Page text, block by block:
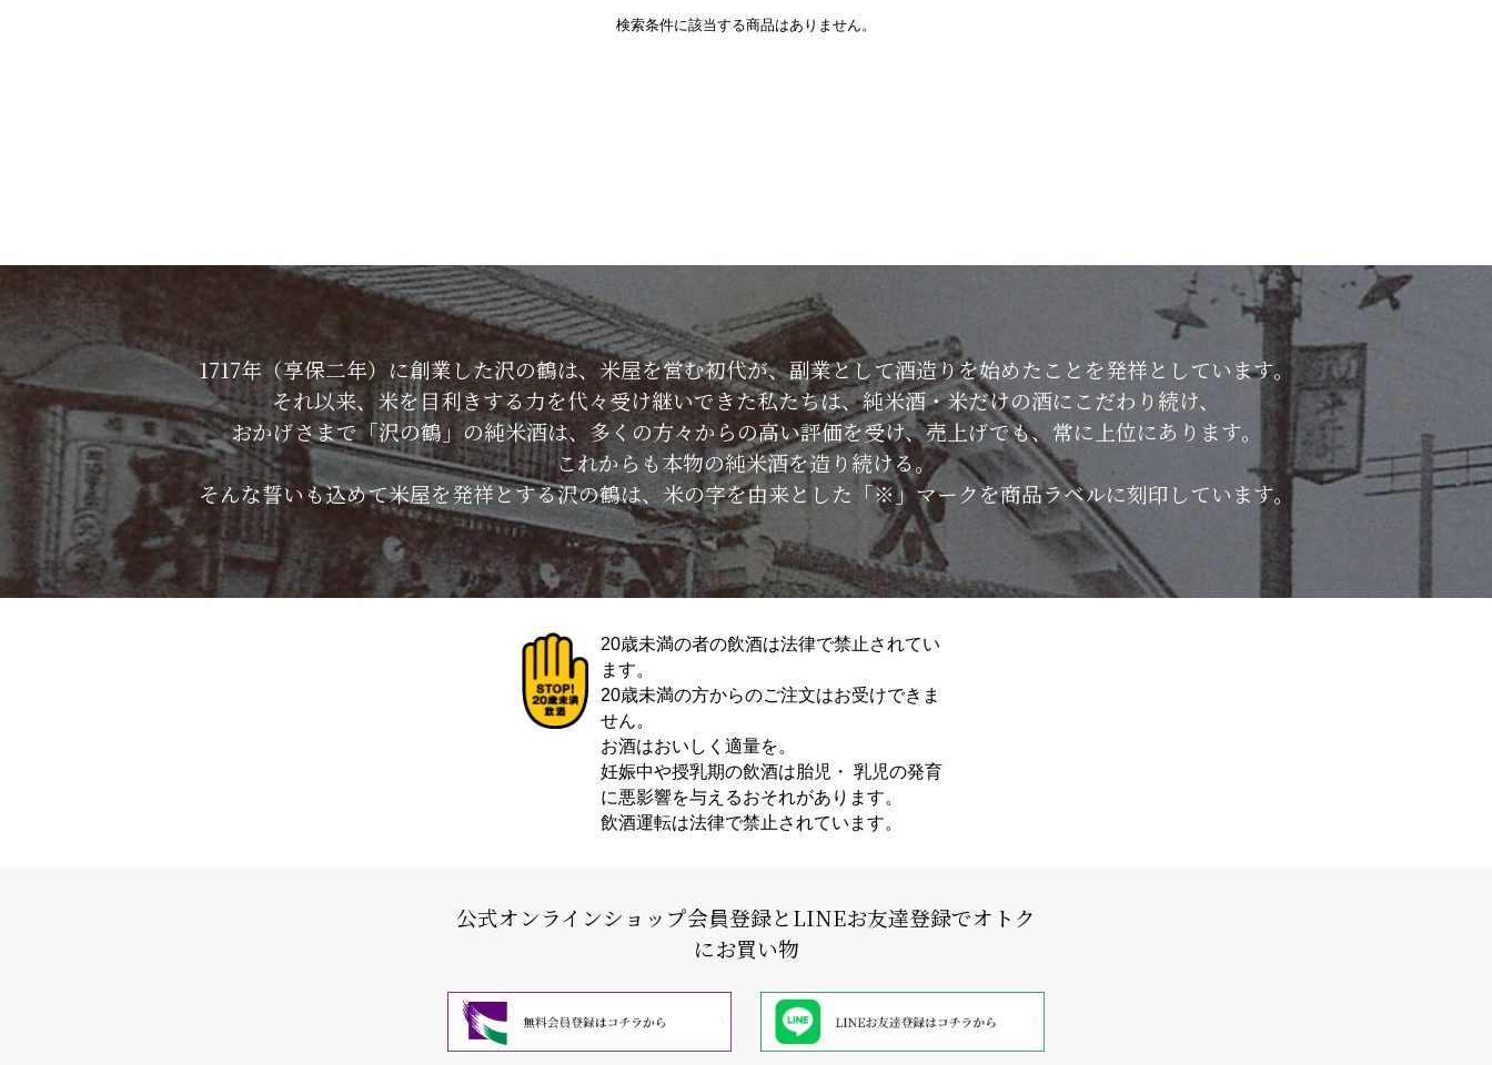
検索条件に該当する商品はありません。
1717年（享保二年）に創業した沢の鶴は、米屋を営む初代が、副業として酒造りを始めたことを発祥としています。
それ以来、米を目利きする力を代々受け継いできた私たちは、純米酒・米だけの酒にこだわり続け、
おかげさまで「沢の鶴」の純米酒は、多くの方々からの高い評価を受け、売上げでも、常に上位にあります。
これからも本物の純米酒を造り続ける。
そんな誓いも込めて米屋を発祥とする沢の鶴は、米の字を由来とした「※」マークを商品ラベルに刻印しています。
20歳未満の者の飲酒は法律で禁止されてい
ます。
20歳未満の方からのご注文はお受けできま
せん。
お酒はおいしく適量を。
妊娠中や授乳期の飲酒は胎児・ 乳児の発育
に悪影響を与えるおそれがあります。
飲酒運転は法律で禁止されています。
公式オンラインショップ会員登録とLINEお友達登録でオトク
にお買い物